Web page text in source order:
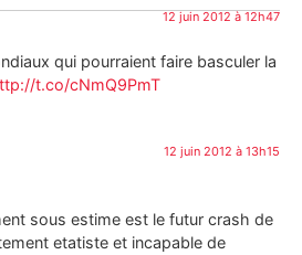
12 juin 2012 à 12h47
qui pourraient faire basculer la
t.co/cNmQ9PmT
12 juin 2012 à 13h15
sous estime est le futur crash de
etatiste et incapable de